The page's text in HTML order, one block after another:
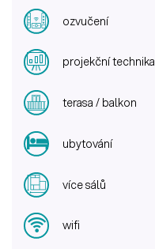
ozvučení
projekční technika
terasa / balkon
ubytování
více sálů
wifi